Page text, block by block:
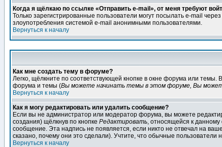
Когда я щёлкаю по ссылке «Отправить e-mail», от меня требуют
Только зарегистрированные пользователи могут посылать e-mail
злоупотребления системой e-mail анонимными пользователями.
Вернуться к началу
Как мне создать тему в форуме?
Легко, щёлкните по соответствующей кнопке в окне форума или
форума и темы (Вы можете начинать темы в этом форуме, Вы
Вернуться к началу
Как я могу редактировать или удалить сообщение?
Если вы не администратор или модератор форума, вы можете
создания) щёлкнув по кнопке Редактировать, относящейся к
сообщение. Эта надпись не появляется, если никто не отвечал на
сказано, почему они это сделали). Учтите, что обычные пользователи
Вернуться к началу